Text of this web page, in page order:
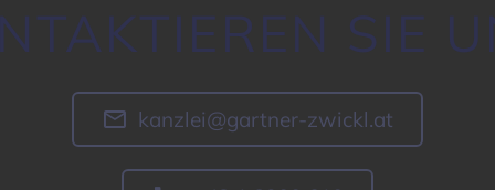
SIE
 kanzlei@gartner-zwickl.at